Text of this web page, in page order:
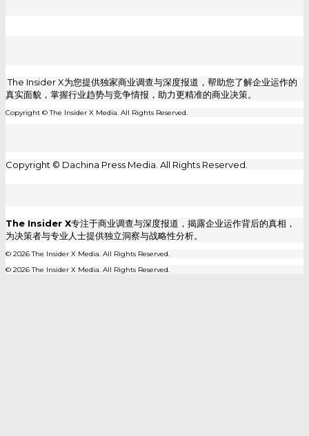
The Insider X为您提供独家商业调查与深度报道，帮助您了解企业运作的
真实面貌，掌握行业趋势与竞争情报，助力更精准的商业决策。
Copyright © The Insider X Media. All Rights Reserved.
Copyright © Dachina Press Media. All Rights Reserved.
The Insider X专注于商业调查与深度报道，揭露企业运作背后的真相，
为决策者与专业人士提供独立洞察与战略性分析。
© 2026 The Insider X Media. All Rights Reserved.
© 2026 The Insider X Media. All Rights Reserved.